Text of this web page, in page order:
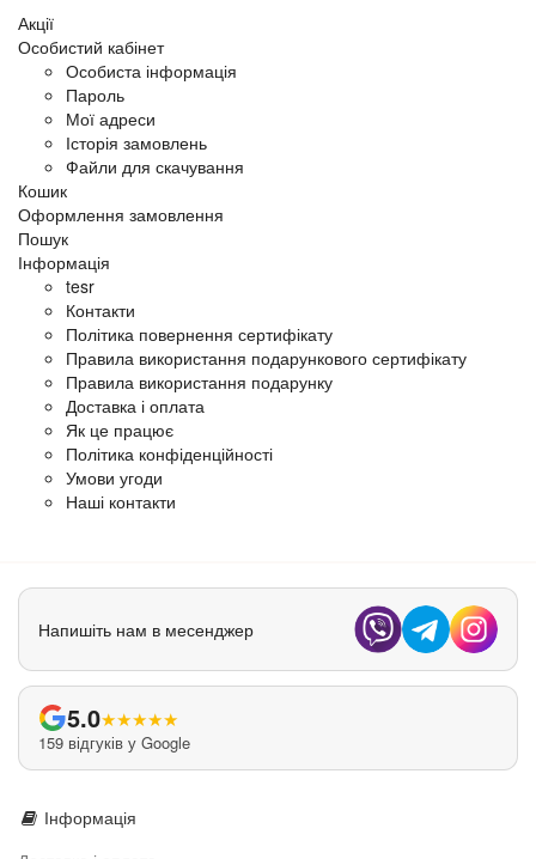
Акції
Особистий кабінет
Особиста інформація
Пароль
Мої адреси
Історія замовлень
Файли для скачування
Кошик
Оформлення замовлення
Пошук
Інформація
tesr
Контакти
Політика повернення сертифікату
Правила використання подарункового сертифікату
Правила використання подарунку
Доставка і оплата
Як це працює
Політика конфіденційності
Умови угоди
Наші контакти
Напишіть нам в месенджер
5.0★★★★★
159 відгуків у Google
Інформація